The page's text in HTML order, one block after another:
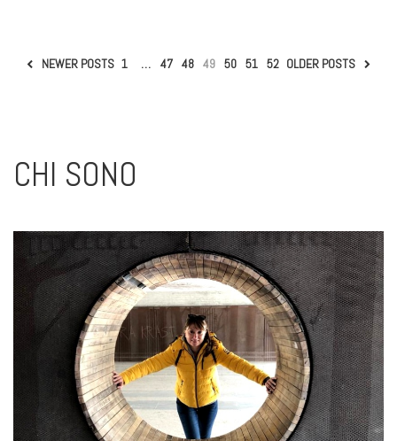
NEWER POSTS 1 … 47 48 49 50 51 52 OLDER POSTS
CHI SONO